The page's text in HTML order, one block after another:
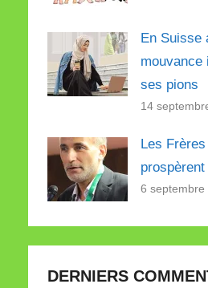
En Suisse
mouvance
ses pions
14
Les
6 septembre
DERNIERS